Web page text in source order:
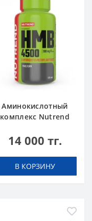
Аминокислотный
комплекс Nutrend
14 000 тг.
В КОРЗИНУ